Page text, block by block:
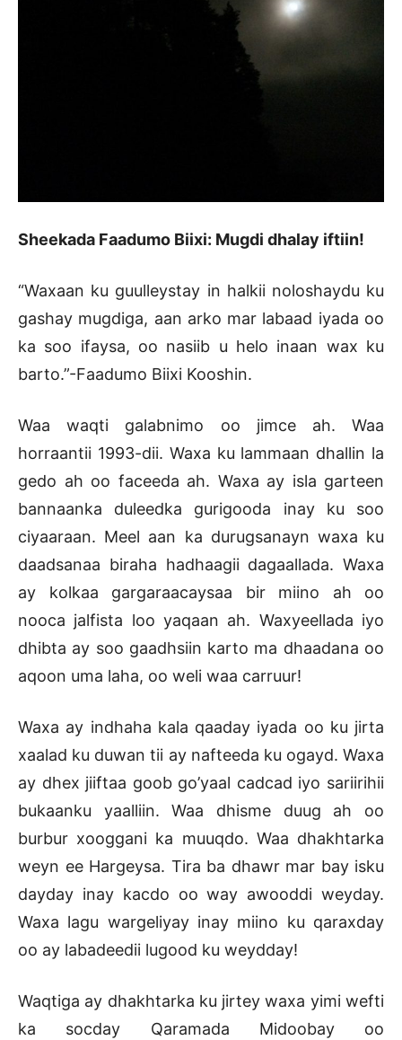
Sheekada Faadumo Biixi: Mugdi dhalay iftiin!
“Waxaan ku guulleystay in halkii noloshaydu ku
gashay mugdiga, aan arko mar labaad iyada oo
ka soo ifaysa, oo nasiib u helo inaan wax ku
barto.”-Faadumo Biixi Kooshin.
Waa waqti galabnimo oo jimce ah. Waa
horraantii 1993-dii. Waxa ku lammaan dhallin la
gedo ah oo faceeda ah. Waxa ay isla garteen
bannaanka duleedka gurigooda inay ku soo
ciyaaraan. Meel aan ka durugsanayn waxa ku
daadsanaa biraha hadhaagii dagaallada. Waxa
ay kolkaa gargaraacaysaa bir miino ah oo
nooca jalfista loo yaqaan ah. Waxyeellada iyo
dhibta ay soo gaadhsiin karto ma dhaadana oo
aqoon uma laha, oo weli waa carruur!
Waxa ay indhaha kala qaaday iyada oo ku jirta
xaalad ku duwan tii ay nafteeda ku ogayd. Waxa
ay dhex jiiftaa goob go’yaal cadcad iyo sariirihii
bukaanku yaalliin. Waa dhisme duug ah oo
burbur xooggani ka muuqdo. Waa dhakhtarka
weyn ee Hargeysa. Tira ba dhawr mar bay isku
dayday inay kacdo oo way awooddi weyday.
Waxa lagu wargeliyay inay miino ku qaraxday
oo ay labadeedii lugood ku weydday!
Waqtiga ay dhakhtarka ku jirtey waxa yimi wefti
ka socday Qaramada Midoobay oo